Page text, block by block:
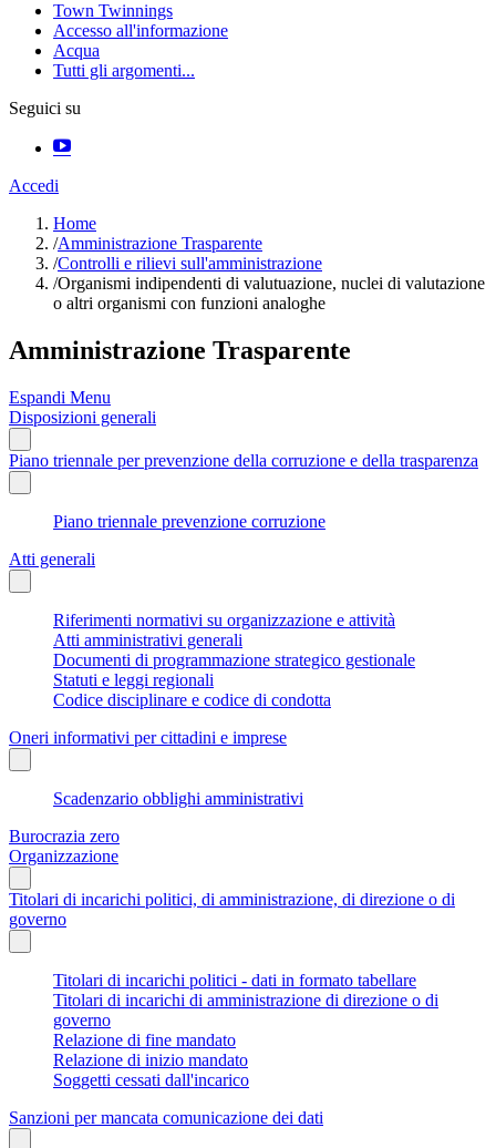
Town Twinnings
Accesso all'informazione
Acqua
Tutti gli argomenti...
Seguici su
Accedi
Home
/Amministrazione Trasparente
/Controlli e rilievi sull'amministrazione
/Organismi indipendenti di valutuazione, nuclei di valutazione
o altri organismi con funzioni analoghe
Amministrazione Trasparente
Espandi Menu
Disposizioni generali
Piano triennale per prevenzione della corruzione e della trasparenza
Piano triennale prevenzione corruzione
Atti generali
Riferimenti normativi su organizzazione e attività
Atti amministrativi generali
Documenti di programmazione strategico gestionale
Statuti e leggi regionali
Codice disciplinare e codice di condotta
Oneri informativi per cittadini e imprese
Scadenzario obblighi amministrativi
Burocrazia zero
Organizzazione
Titolari di incarichi politici, di amministrazione, di direzione o di
governo
Titolari di incarichi politici - dati in formato tabellare
Titolari di incarichi di amministrazione di direzione o di
governo
Relazione di fine mandato
Relazione di inizio mandato
Soggetti cessati dall'incarico
Sanzioni per mancata comunicazione dei dati